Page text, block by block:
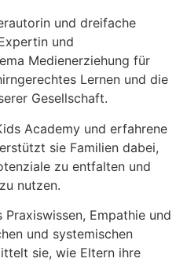
und dreifache
und
Medienerziehung für
Lernen und die
Gesellschaft.
Academy und erfahrene
sie Familien dabei,
zu entfalten und
nutzen.
Empathie und
und systemischen
sie, wie Eltern ihre